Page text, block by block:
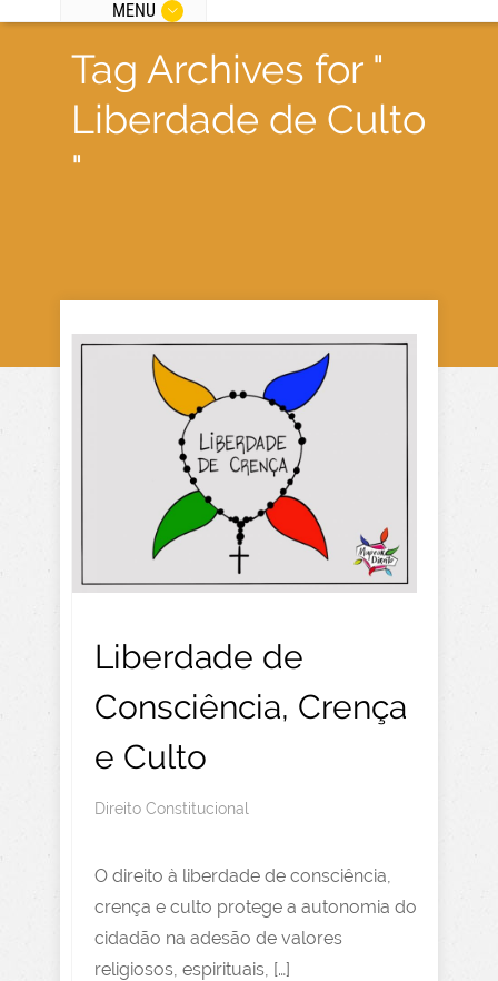
MENU
Tag Archives for "
Liberdade de Culto
"
Liberdade de
Consciência, Crença
e Culto
Direito Constitucional
O direito à liberdade de consciência,
crença e culto protege a autonomia do
cidadão na adesão de valores
religiosos, espirituais, […]